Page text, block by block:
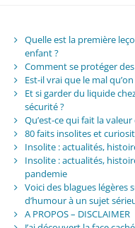
Quelle est la première
enfant ?
Comment se protéger
Est-il vrai que le mal
Et si garder du liquide
sécurité ?
Qu’est-ce qui fait la
80 faits insolites et
Insolite : actualités,
Insolite : actualités,
pandemie
Voici des blagues
d’humour à un sujet
A PROPOS – DISCLAIMER